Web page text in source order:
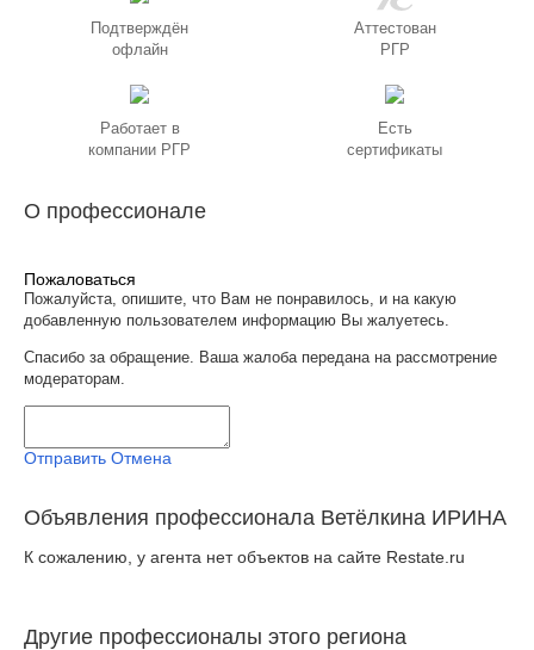
Подтверждён
офлайн
Аттестован
РГР
Работает в
компании РГР
Есть
сертификаты
О профессионале
Пожаловаться
Пожалуйста, опишите, что Вам не понравилось, и на какую
добавленную пользователем информацию Вы жалуетесь.
Спасибо за обращение. Ваша жалоба передана на рассмотрение
модераторам.
Отправить Отмена
Объявления профессионала Ветёлкина ИРИНА
К сожалению, у агента нет объектов на сайте Restate.ru
Другие профессионалы этого региона